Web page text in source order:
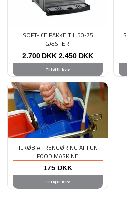
SOFT-ICE PAKKE TIL 50-75
GÆSTER.
2.700 DKK 2.450 DKK
Tilføj til kurv
TILKØB AF RENGØRING AF FUN-
FOOD MASKINE.
175 DKK
Tilføj til kurv